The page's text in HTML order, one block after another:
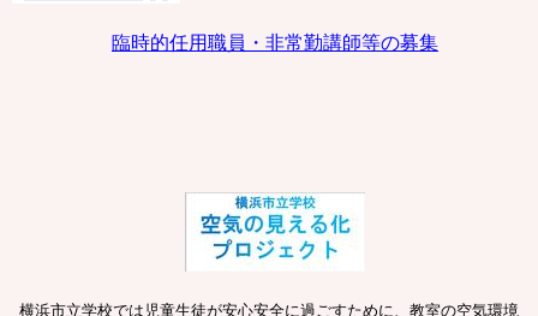
臨時的任用職員・非常勤講師等の募集
横浜市立学校では児童生徒が安心安全に過ごすために、教室の空気環境